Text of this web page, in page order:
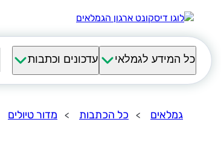
כל המידע לגמלאי עדכונים וכתבות
גמלאים כל הכתבות מדור טיולים